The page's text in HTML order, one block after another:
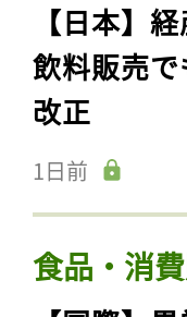
【日本】
飲料販売
改正
1日前
食品・消